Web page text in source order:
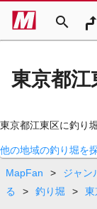
search
東京都
東京都江東区に釣り
他の地域の釣り堀を
MapFan
> ジャン
る
> 釣り堀 > 東